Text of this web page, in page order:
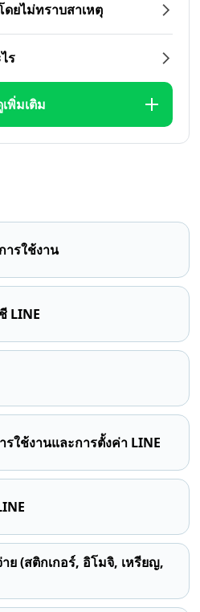
ยไม่ทราบสาเหตุ
ร
เพิ่มเติม
รใช้งาน
LINE
ใช้งานและการตั้งค่า LINE
ย (สติกเกอร์, อิโมจิ, เหรียญ,